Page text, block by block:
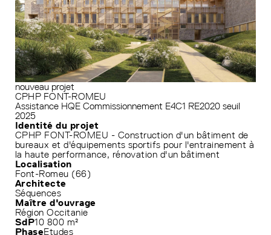
nouveau projet
CPHP FONT-ROMEU
Assistance HQE Commissionnement E4C1 RE2020 seuil
2025
Identité du projet
CPHP FONT-ROMEU - Construction d'un bâtiment de
bureaux et d'équipements sportifs pour l'entrainement à
la haute performance, rénovation d'un bâtiment
Localisation
Font-Romeu (66)
Architecte
Séquences
Maître d'ouvrage
Région Occitanie
SdP10 800 m²
PhaseEtudes